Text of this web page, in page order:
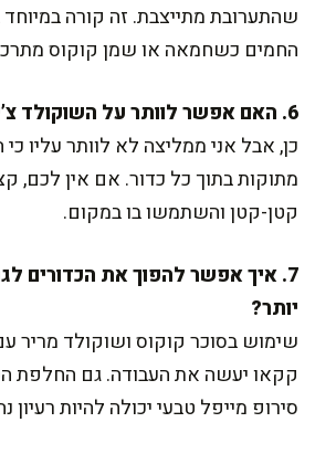
שהתערובת מתייצבת. זה קורה
החמים כשחמאה או שמן קוקוס
6. האם אפשר לוותר על השוקולד צ’יפס?
כן, אבל אני ממליצה לא לוותר עליו
מתוקות בתוך כל כדור. אם אין לכם,
קטן-קטן והשתמשו בו במקום.
7. איך אפשר להפוך את הכדורים
יותר?
שימוש בסוכר קוקוס ושוקולד מריר
סירופ מייפל טבעי יכולה להיות רעיון